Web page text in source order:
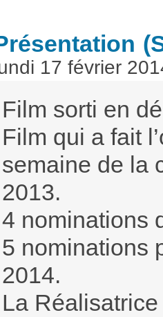
17 février
Film sorti en
Film qui a fait
semaine de la
2013.
4 nominations
5 nominations
2014.
La